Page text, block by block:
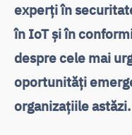
experți în
în IoT și în
despre cele mai
oportunități
organizațiile astăzi.